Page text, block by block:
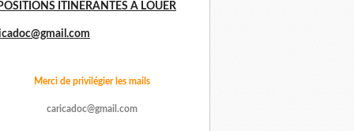
ITINÉRANTES A LOUER
Merci de privilégier les mails
caricadoc@gmail.com